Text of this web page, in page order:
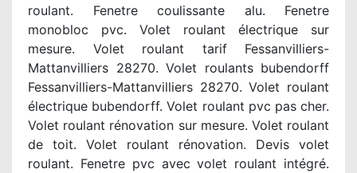
roulant. Fenetre coulissante alu. Fenetre
monobloc pvc. Volet roulant électrique sur
mesure. Volet roulant tarif Fessanvilliers-
Mattanvilliers 28270. Volet roulants bubendorff
Fessanvilliers-Mattanvilliers 28270. Volet roulant
électrique bubendorff. Volet roulant pvc pas cher.
Volet roulant rénovation sur mesure. Volet roulant
de toit. Volet roulant rénovation. Devis volet
roulant. Fenetre pvc avec volet roulant intégré.